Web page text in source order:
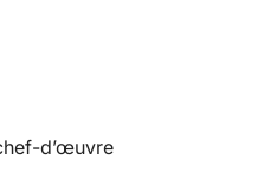
d’œuvre